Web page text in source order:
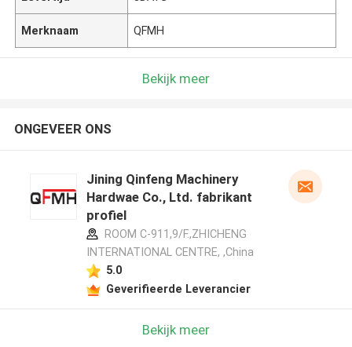
Merknaam QFMH
Bekijk meer
ONGEVEER ONS
Jining Qinfeng Machinery
Hardwae Co., Ltd. fabrikant
profiel
ROOM C-911,9/F.,ZHICHENG
INTERNATIONAL CENTRE, ,China
5.0
Geverifieerde Leverancier
Bekijk meer